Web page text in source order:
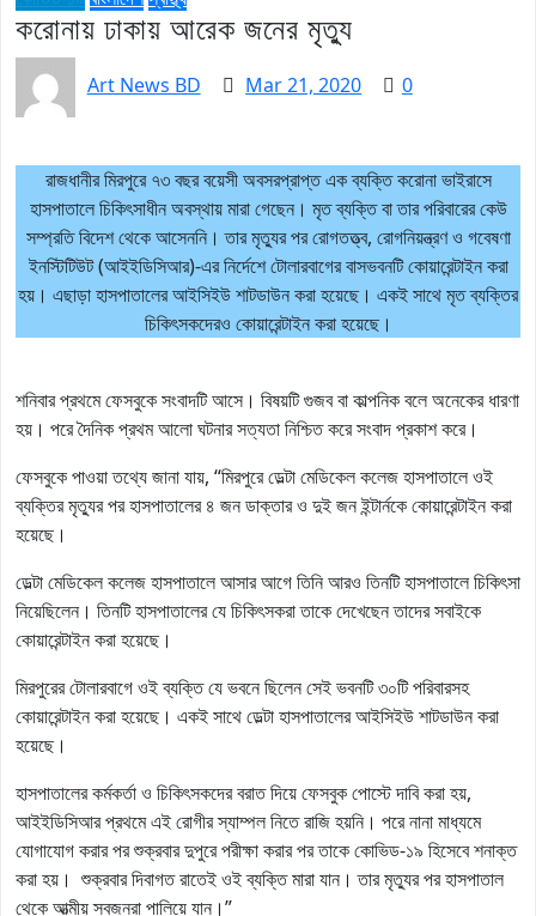
করোনায় ঢাকায় আরেক জনের মৃত্যু
Art News BD Mar 21, 2020 0
রাজধানীর মিরপুরে ৭৩ বছর বয়েসী অবসরপ্রাপ্ত এক ব্যক্তি করোনা ভাইরাসে
হাসপাতালে চিকিৎসাধীন অবস্থায় মারা গেছেন। মৃত ব্যক্তি বা তার পরিবারের কেউ
সম্প্রতি বিদেশ থেকে আসেননি। তার মৃত্যুর পর রোগতত্ত্ব, রোগনিয়ন্ত্রণ ও গবেষণা
ইনস্টিটিউট (আইইডিসিআর)-এর নির্দেশে টোলারবাগের বাসভবনটি কোয়ারেন্টাইন করা
হয়। এছাড়া হাসপাতালের আইসিইউ শাটডাউন করা হয়েছে। একই সাথে মৃত ব্যক্তির
চিকিৎসকদেরও কোয়ারেন্টাইন করা হয়েছে।
শনিবার প্রথমে ফেসবুকে সংবাদটি আসে। বিষয়টি গুজব বা কাল্পনিক বলে অনেকের ধারণা
হয়। পরে দৈনিক প্রথম আলো ঘটনার সত্যতা নিশ্চিত করে সংবাদ প্রকাশ করে।
ফেসবুকে পাওয়া তথ্যে জানা যায়, “মিরপুরে ডেল্টা মেডিকেল কলেজ হাসপাতালে ওই
ব্যক্তির মৃত্যুর পর হাসপাতালের ৪ জন ডাক্তার ও দুই জন ইন্টার্নকে কোয়ারেন্টাইন করা
হয়েছে।
ডেল্টা মেডিকেল কলেজ হাসপাতালে আসার আগে তিনি আরও তিনটি হাসপাতালে চিকিৎসা
নিয়েছিলেন। তিনটি হাসপাতালের যে চিকিৎসকরা তাকে দেখেছেন তাদের সবাইকে
কোয়ারেন্টাইন করা হয়েছে।
মিরপুরের টোলারবাগে ওই ব্যক্তি যে ভবনে ছিলেন সেই ভবনটি ৩০টি পরিবারসহ
কোয়ারেন্টাইন করা হয়েছে। একই সাথে ডেল্টা হাসপাতালের আইসিইউ শাটডাউন করা
হয়েছে।
হাসপাতালের কর্মকর্তা ও চিকিৎসকদের বরাত দিয়ে ফেসবুক পোস্টে দাবি করা হয়,
আইইডিসিআর প্রথমে এই রোগীর স্যাম্পল নিতে রাজি হয়নি। পরে নানা মাধ্যমে
যোগাযোগ করার পর শুক্রবার দুপুরে পরীক্ষা করার পর তাকে কোভিড-১৯ হিসেবে শনাক্ত
করা হয়। শুক্রবার দিবাগত রাতেই ওই ব্যক্তি মারা যান। তার মৃত্যুর পর হাসপাতাল
থেকে আত্মীয় স্বজনরা পালিয়ে যান।”